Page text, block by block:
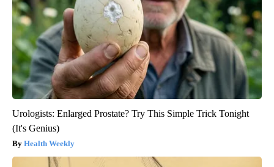
Urologists: Enlarged Prostate? Try This Simple Trick Tonight
(It's Genius)
Health Weekly